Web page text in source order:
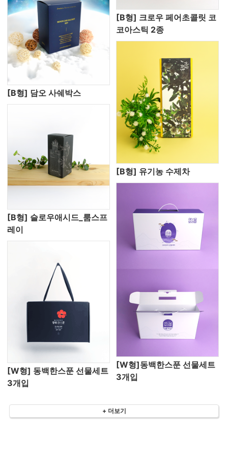
[B형] 담오 사쉐박스
[B형] 크로우 페어초콜릿 코
코아스틱 2종
[B형] 슬로우애시드_룸스프
레이
[B형] 유기농 수제차
[W형] 동백한스푼 선물세트
3개입
[W형]동백한스푼 선물세트
3개입
+ 더보기